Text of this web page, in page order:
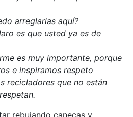
arreglarlas aquí?
es que usted ya es de
es muy importante, porque
e inspiramos respeto
recicladores que no están
rebujando canecas y